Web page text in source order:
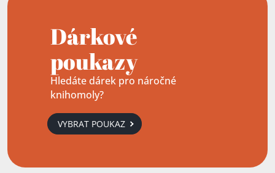
Dárkové
poukazy
Hledáte dárek pro náročné
knihomoly?
VYBRAT POUKAZ